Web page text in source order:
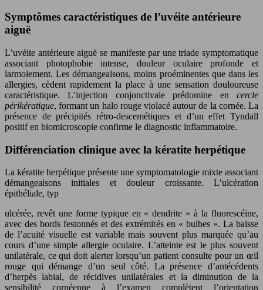
Symptômes caractéristiques de l’uvéite antérieure
aiguë
L’uvéite antérieure aiguë se manifeste par une triade symptomatique
associant photophobie intense, douleur oculaire profonde et
larmoiement. Les démangeaisons, moins proéminentes que dans les
allergies, cèdent rapidement la place à une sensation douloureuse
caractéristique. L’injection conjonctivale prédomine en cercle
périkératique, formant un halo rouge violacé autour de la cornée. La
présence de précipités rétro-descemétiques et d’un effet Tyndall
positif en biomicroscopie confirme le diagnostic inflammatoire.
Différenciation clinique avec la kératite herpétique
La kératite herpétique présente une symptomatologie mixte associant
démangeaisons initiales et douleur croissante. L’ulcération
épithéliale, typ
ulcérée, revêt une forme typique en « dendrite » à la fluorescéine,
avec des bords festonnés et des extrémités en « bulbes ». La baisse
de l’acuité visuelle est variable mais souvent plus marquée qu’au
cours d’une simple allergie oculaire. L’atteinte est le plus souvent
unilatérale, ce qui doit alerter lorsqu’un patient consulte pour un œil
rouge qui démange d’un seul côté. La présence d’antécédents
d’herpès labial, de récidives unilatérales et la diminution de la
sensibilité cornéenne à l’examen complètent l’orientation